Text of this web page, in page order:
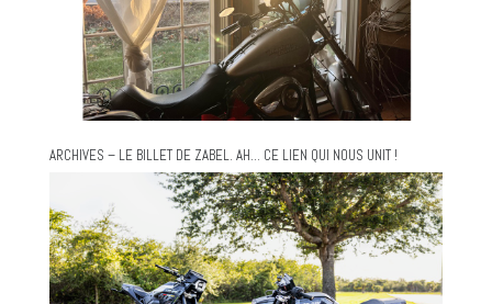
ARCHIVES – LE BILLET DE ZABEL. AH… CE LIEN QUI NOUS UNIT !